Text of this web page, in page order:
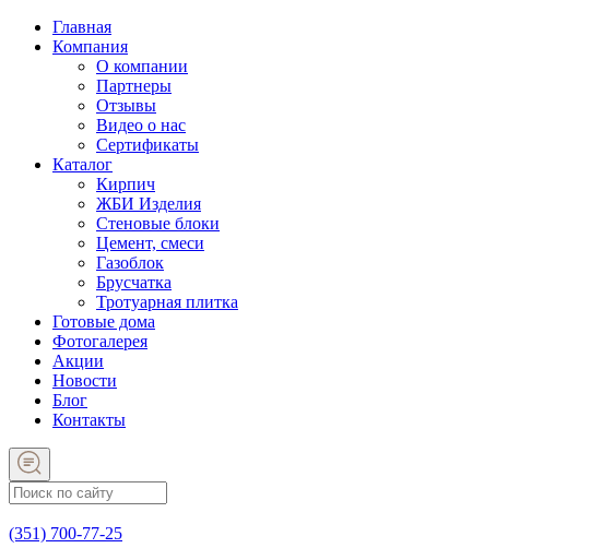
Главная
Компания
О компании
Партнеры
Отзывы
Видео о нас
Сертификаты
Каталог
Кирпич
ЖБИ Изделия
Стеновые блоки
Цемент, смеси
Газоблок
Брусчатка
Тротуарная плитка
Готовые дома
Фотогалерея
Акции
Новости
Блог
Контакты
(351) 700-77-25